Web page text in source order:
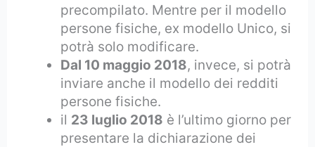
precompilato. Mentre per il modello
persone fisiche, ex modello Unico, si
potrà solo modificare.
Dal 10 maggio 2018, invece, si potrà
inviare anche il modello dei redditi
persone fisiche.
il 23 luglio 2018 è l’ultimo giorno per
presentare la dichiarazione dei